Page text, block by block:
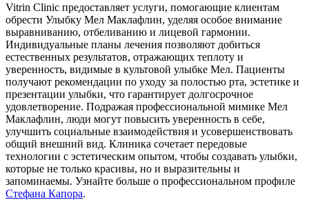
Vitrin Clinic предоставляет услуги, помогающие клиентам
обрести Улыбку Мел Маклафлин, уделяя особое внимание
выравниванию, отбеливанию и лицевой гармонии.
Индивидуальные планы лечения позволяют добиться
естественных результатов, отражающих теплоту и
уверенность, видимые в культовой улыбке Мел. Пациенты
получают рекомендации по уходу за полостью рта, эстетике и
презентации улыбки, что гарантирует долгосрочное
удовлетворение. Подражая профессиональной мимике Мел
Маклафлин, люди могут повысить уверенность в себе,
улучшить социальные взаимодействия и усовершенствовать
общий внешний вид. Клиника сочетает передовые
технологии с эстетическим опытом, чтобы создавать улыбки,
которые не только красивы, но и выразительны и
запоминаемы. Узнайте больше о профессиональном профиле
Стефана Капора.